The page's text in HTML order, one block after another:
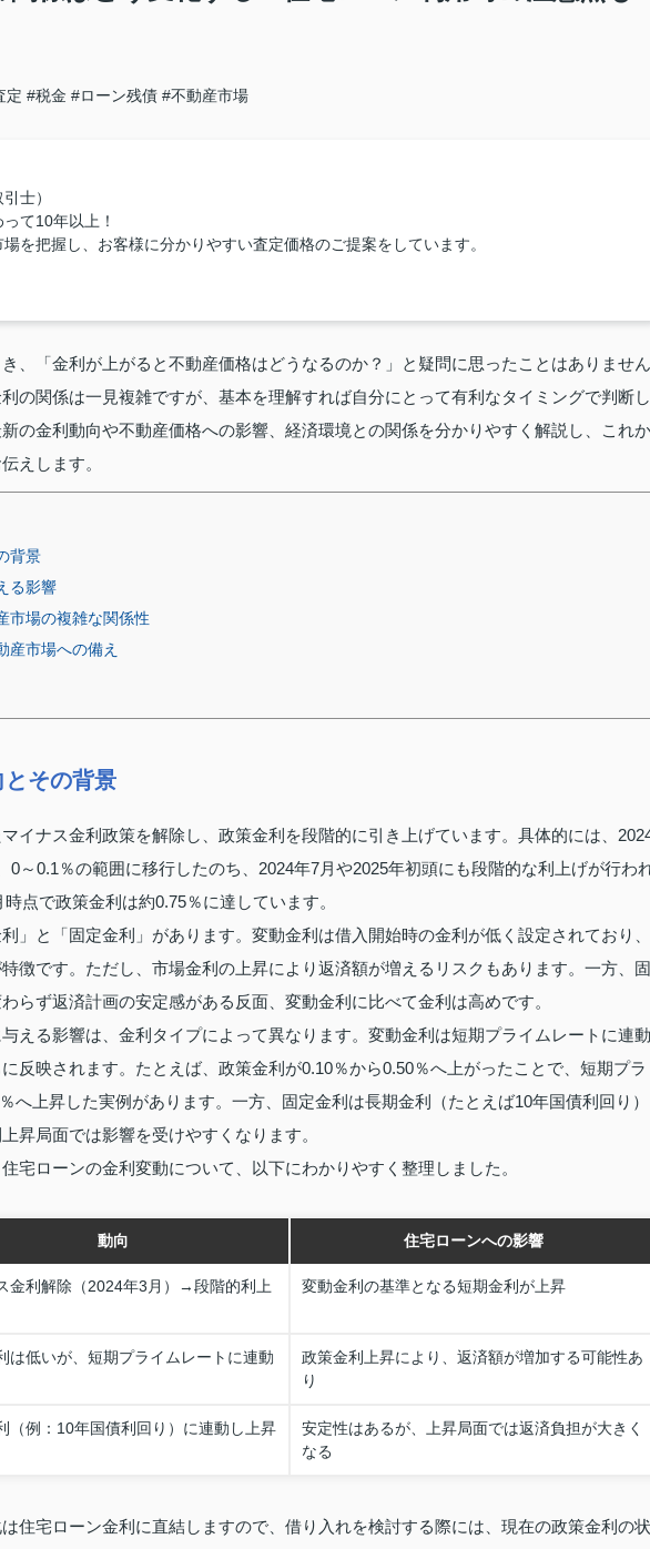
定 #税金 #ローン残債 #不動産市場
士）
て10年以上！
を把握し、お客様に分かりやすい査定価格のご提案をしています。
、「金利が上がると不動産価格はどうなるのか？」と疑問に思ったことはありません
の関係は一見複雑ですが、基本を理解すれば自分にとって有利なタイミングで判断し
の金利動向や不動産価格への影響、経済環境との関係を分かりやすく解説し、これか
えします。
背景
る影響
市場の複雑な関係性
産市場への備え
その背景
イナス金利政策を解除し、政策金利を段階的に引き上げています。具体的には、
0～0.1％の範囲に移行したのち、2024年7月や2025年初頭にも段階的な利上げが行わ
点で政策金利は約0.75％に達しています。
」と「固定金利」があります。変動金利は借入開始時の金利が低く設定されており、
徴です。ただし、市場金利の上昇により返済額が増えるリスクもあります。一方、固
らず返済計画の安定感がある反面、変動金利に比べて金利は高めです。
える影響は、金利タイプによって異なります。変動金利は短期プライムレートに連動
反映されます。たとえば、政策金利が0.10％から0.50％へ上がったことで、短期プラ
へ上昇した実例があります。一方、固定金利は長期金利（たとえば10年国債利回り）
昇局面では影響を受けやすくなります。
宅ローンの金利変動について、以下にわかりやすく整理しました。
動向 住宅ローンへの影響
金利解除（2024年3月）→段階的利上
変動金利の基準となる短期金利が上昇
は低いが、短期プライムレートに連動
政策金利上昇により、返済額が増加する可能性あ
り
（例：10年国債利回り）に連動し上昇
安定性はあるが、上昇局面では返済負担が大きく
なる
住宅ローン金利に直結しますので、借り入れを検討する際には、現在の政策金利の状